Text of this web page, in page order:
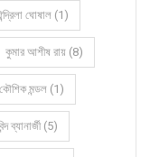
ঘোষাল (1)
কুমার আশীষ রায় (8)
কৌশিক মন্ডল (1)
ব্যানার্জী (5)